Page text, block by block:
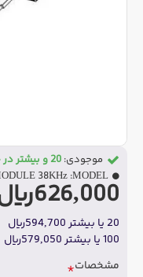
626,000ریال
20 یا بیشتر 594,700ریال
100 یا بیشتر 579,050ریال
موجودی: 20 و بیشتر در خرید عمده
MODEL:
38KHz
مشخصات